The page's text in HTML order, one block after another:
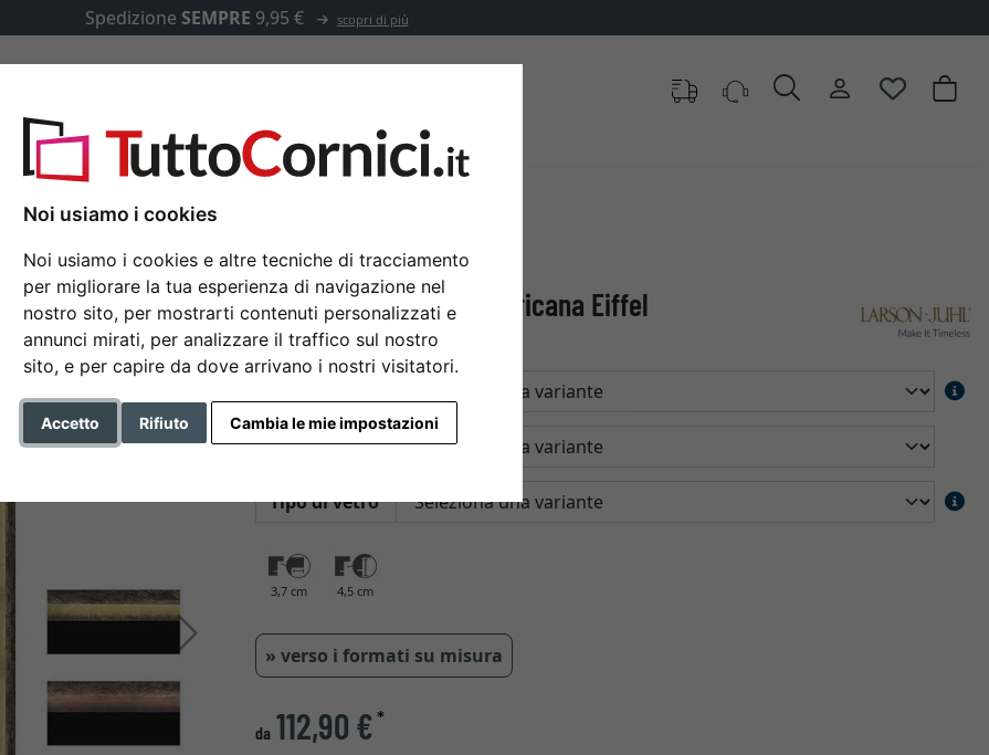
Noi usiamo i cookies
Noi usiamo i cookies e altre tecniche di tracciamento
per migliorare la tua esperienza di navigazione nel
nostro sito, per mostrarti contenuti personalizzati e
annunci mirati, per analizzare il traffico sul nostro
sito, e per capire da dove arrivano i nostri visitatori.
Accetto Rifiuto Cambia le mie impostazioni
Spedizione SEMPRE 9,95 € scopri di più
misura Passepartout Accessori
Eiffel
Avanti
Cornice a cassetta americana Eiffel
Colore
Tipo di vetro
3,7 cm 4,5 cm
» verso i formati su misura
da 112,90 €*